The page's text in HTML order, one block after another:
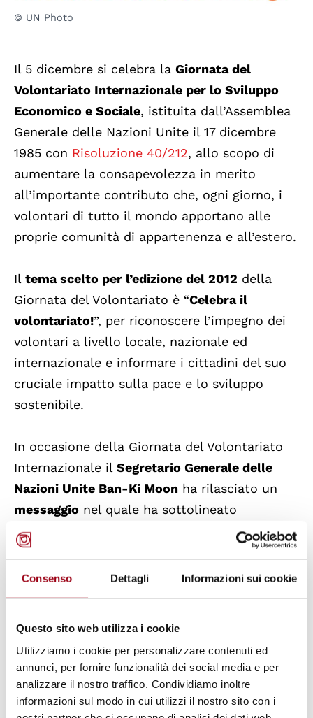
Consenso Dettagli Informazioni sui cookie
Questo sito web utilizza i cookie
Utilizziamo i cookie per personalizzare contenuti ed
annunci, per fornire funzionalità dei social media e per
analizzare il nostro traffico. Condividiamo inoltre
informazioni sul modo in cui utilizzi il nostro sito con i
© UN Photo
Il 5 dicembre si celebra la Giornata del
Volontariato Internazionale per lo Sviluppo
Economico e Sociale, istituita dall’Assemblea
Generale delle Nazioni Unite il 17 dicembre
1985 con Risoluzione 40/212, allo scopo di
aumentare la consapevolezza in merito
all’importante contributo che, ogni giorno, i
volontari di tutto il mondo apportano alle
proprie comunità di appartenenza e all’estero.
Il tema scelto per l’edizione del 2012 della
Giornata del Volontariato è “Celebra il
volontariato!”, per riconoscere l’impegno dei
volontari a livello locale, nazionale ed
internazionale e informare i cittadini del suo
cruciale impatto sulla pace e lo sviluppo
sostenibile.
In occasione della Giornata del Volontariato
Internazionale il Segretario Generale delle
Nazioni Unite Ban-Ki Moon ha rilasciato un
messaggio nel quale ha sottolineato
l’importanza che rivestono le attività di
volontariato nel mondo, rendendo omaggio in
particolare ai
7.700 volontari delle Nazioni
fornire assistenza nelle situazioni di crisi,
promuovere lo sviluppo sostenibile e
realizzare tutti i progetti che hanno come
obiettivo il raggiungimento del bene comune.